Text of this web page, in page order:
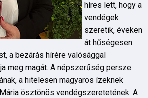
híres lett, hogy a
vendégek
szeretik, éveken
át hűségesen
a bezárás hírére valósággal
meg magát. A népszerűség persze
a hitelesen magyaros ízeknek
ösztönös vendégszeretetének. A